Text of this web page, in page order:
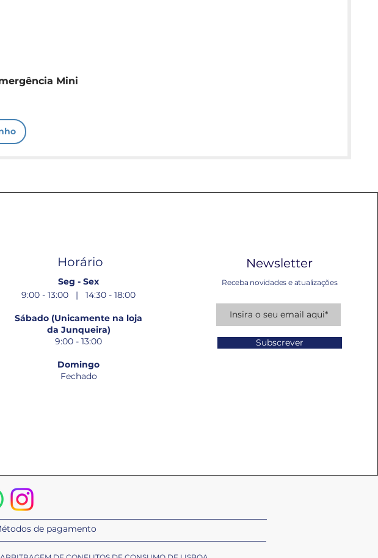
Mini
Horário
Seg - Sex
9:00 - 13:00 | 14:30 - 18:00
Sábado (Unicamente na loja
da Junqueira)
9:00 - 13:00
Domingo
Fechado
Newsletter
Receba novidades e atualizações
Subscrever
de pagamento